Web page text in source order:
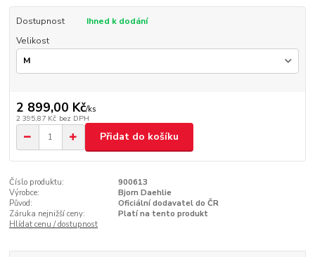
Dostupnost
Ihned k dodání
Velikost
2 899,00 Kč/ks
2 395,87 Kč bez DPH
Přidat do košíku
Číslo produktu:
900613
Výrobce:
Bjorn Daehlie
Původ:
Oficiální dodavatel do ČR
Záruka nejnižší ceny:
Platí na tento produkt
Hlídat cenu / dostupnost